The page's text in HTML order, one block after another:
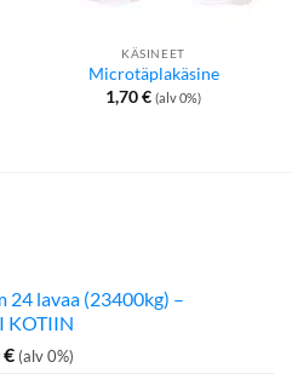
KÄSINEET
Microtäplakäsine
1,70€ (alv 0%)
24 lavaa (23400kg) –
KOTIIN
€Nykyinen
(alv 0%)